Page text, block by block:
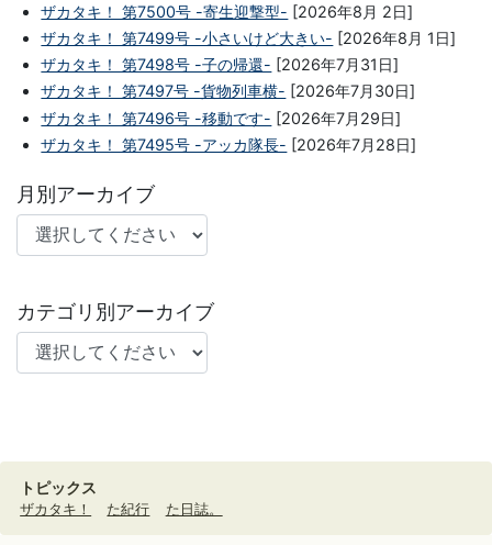
ザカタキ！ 第7500号 -寄生迎撃型- [2026年8月 2日]
ザカタキ！ 第7499号 -小さいけど大きい- [2026年8月 1日]
ザカタキ！ 第7498号 -子の帰還- [2026年7月31日]
ザカタキ！ 第7497号 -貨物列車横- [2026年7月30日]
ザカタキ！ 第7496号 -移動です- [2026年7月29日]
ザカタキ！ 第7495号 -アッカ隊長- [2026年7月28日]
月別アーカイブ
カテゴリ別アーカイブ
トピックス
ザカタキ！ た紀行 た日誌。